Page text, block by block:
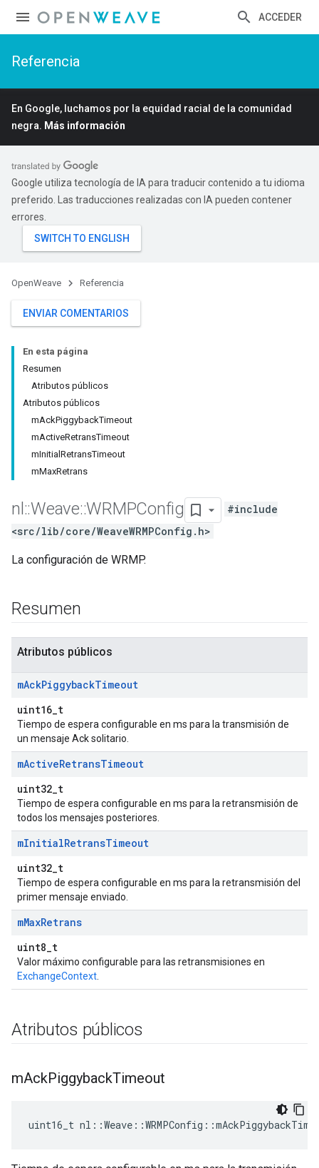
ACCEDER
Referencia
En Google, luchamos por la equidad racial de la comunidad
negra. Más información
Google utiliza tecnología de IA para traducir contenido a tu idioma
preferido. Las traducciones realizadas con IA pueden contener
errores.
OpenWeave Referencia
ENVIAR COMENTARIOS
En esta página
Resumen
Atributos públicos
Atributos públicos
mAckPiggybackTimeout
mActiveRetransTimeout
mInitialRetransTimeout
mMaxRetrans
nl ::Weave::WRMPConfig
#include
<src/lib/core/WeaveWRMPConfig.h>
La configuración de WRMP.
Resumen
Atributos públicos
mAckPiggybackTimeout
uint16_t
Tiempo de espera configurable en ms para la transmisión de
un mensaje Ack solitario.
mActiveRetransTimeout
uint32_t
Tiempo de espera configurable en ms para la retransmisión de
todos los mensajes posteriores.
mInitialRetransTimeout
uint32_t
Tiempo de espera configurable en ms para la retransmisión del
primer mensaje enviado.
mMaxRetrans
uint8_t
Valor máximo configurable para las retransmisiones en
ExchangeContext
Atributos públicos
mAckPiggybackTimeout
uint16_t